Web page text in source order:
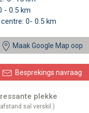
- 0.5 km
0- 0.5 km
Maak Google Map oop
Besprekings navraag
plekke
sal verskil.)